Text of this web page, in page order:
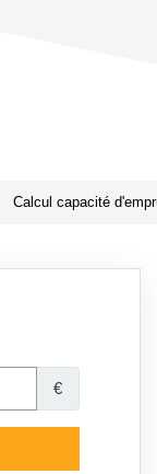
Calcul capacité